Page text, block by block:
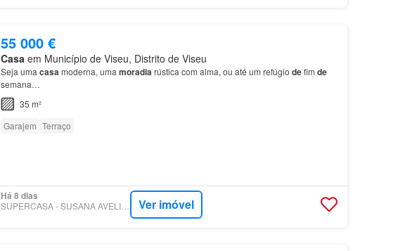
55 000 €
Casa em Município de Viseu, Distrito de Viseu
Seja uma casamoderna, uma moradiarústica com alma, ou até um refúgio defim de
semana…
35 m²
Garajem Terraço
Há 8 dias
SUPERCASA - SUSANA AVELINO SOARES UNIPESSOAL LDA Ver imóvel